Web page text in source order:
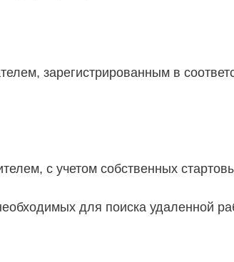
зарегистрированным в
с учетом собственных
для поиска удаленной